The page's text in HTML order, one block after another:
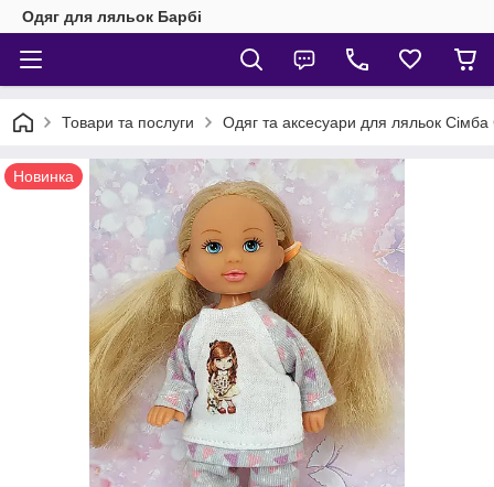
Одяг для ляльок Барбі
Товари та послуги Одяг та аксесуари для ляльок Сімба
Новинка